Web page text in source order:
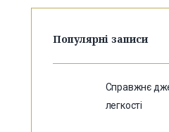
Популярні записи
Справжнє
легкості